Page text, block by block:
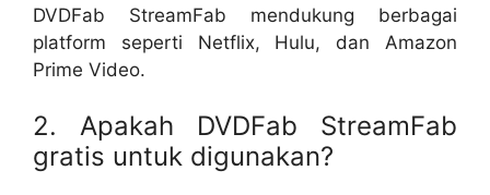
DVDFab StreamFab mendukung berbagai
platform seperti Netflix, Hulu, dan Amazon
Prime Video.
2. Apakah DVDFab StreamFab
gratis untuk digunakan?